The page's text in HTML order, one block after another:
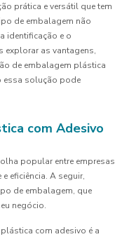
prática e versátil que tem
de embalagem não
identificação e o
explorar as vantagens,
de embalagem plástica
essa solução pode
com Adesivo
popular entre empresas
eficiência. A seguir,
de embalagem, que
negócio.
com adesivo é a